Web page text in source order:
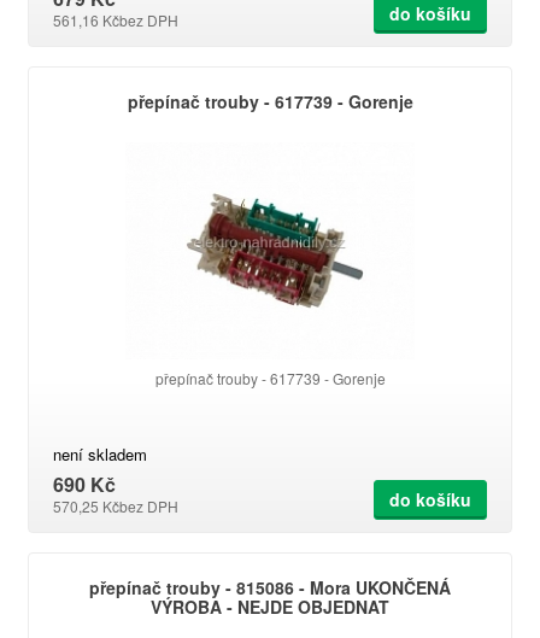
561,16 Kčbez DPH do košíku
přepínač trouby - 617739 - Gorenje
přepínač trouby - 617739 - Gorenje
není skladem
690 Kč
570,25 Kčbez DPH do košíku
přepínač trouby - 815086 - Mora UKONČENÁ
VÝROBA - NEJDE OBJEDNAT